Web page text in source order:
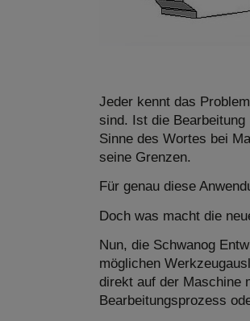
Jeder kennt das
sind. Ist die
Sinne des Wortes bei
seine Grenzen.
Für genau diese
Doch was macht die
Nun, die Schwanog
möglichen
direkt auf der Maschine
Bearbeitungsprozess